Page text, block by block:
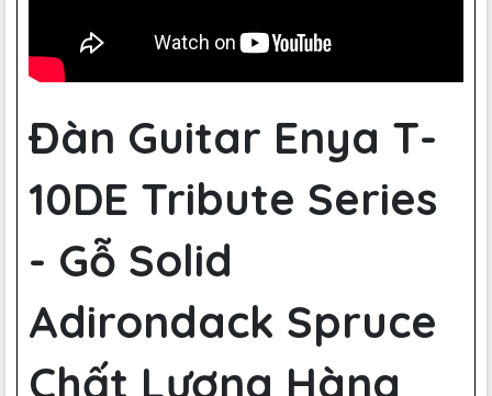
Đàn Guitar Enya T-
10DE Tribute Series
- Gỗ Solid
Adirondack Spruce
Chất Lượng Hàng